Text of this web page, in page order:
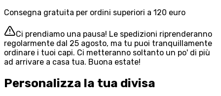
Consegna gratuita per ordini superiori a 120 euro
Ci prendiamo una pausa! Le spedizioni riprenderanno
regolarmente dal 25 agosto, ma tu puoi tranquillamente
ordinare i tuoi capi. Ci metteranno soltanto un po' di più
ad arrivare a casa tua. Buona estate!
Personalizza la tua divisa